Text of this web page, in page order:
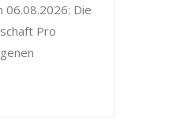
06.08.2026: Die
Pro